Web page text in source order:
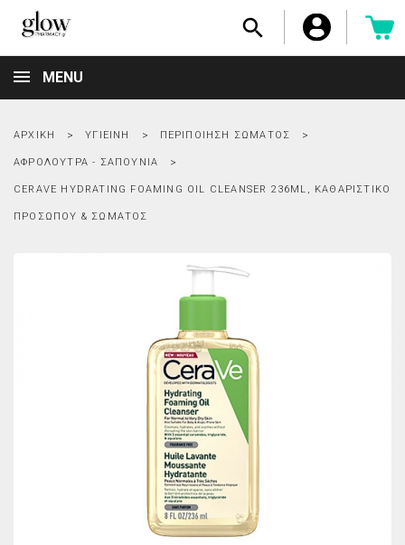

MENU
ΑΡΧΙΚΉ ΥΓΙΕΙΝΉ ΠΕΡΙΠΟΊΗΣΗ ΣΏΜΑΤΟΣ
ΑΦΡΌΛΟΥΤΡΑ - ΣΑΠΟΎΝΙΑ
CERAVE HYDRATING FOAMING OIL CLEANSER 236ML, ΚΑΘΑΡΙΣΤΙΚΌ
ΠΡΟΣΏΠΟΥ & ΣΏΜΑΤΟΣ